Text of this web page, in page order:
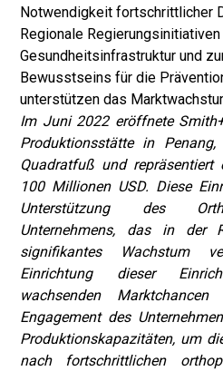
Notwendigkeit fortschrittlicher
Regionale
Gesundheitsinfrastruktur und
Bewusstseins für die
unterstützen das
Im Juni 2022 eröffnete
Produktionsstätte in
Quadratfuß und
100 Millionen USD. Diese
Unterstützung des
Unternehmens, das in der
signifikantes Wachstum
Einrichtung dieser
wachsenden
Engagement des
Produktionskapazitäten, um
nach fortschrittlichen